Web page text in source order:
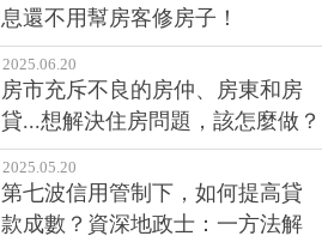
息還不用幫房客修房子！
2025.06.20
房市充斥不良的房仲、房東和房
貸...想解決住房問題，該怎麼做？
2025.05.20
第七波信用管制下，如何提高貸
款成數？資深地政士：一方法解